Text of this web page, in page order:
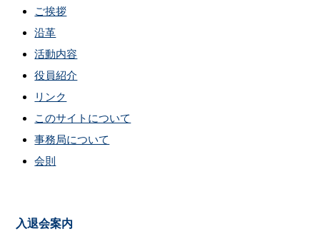
ご挨拶
沿革
活動内容
役員紹介
リンク
このサイトについて
事務局について
会則
入退会案内